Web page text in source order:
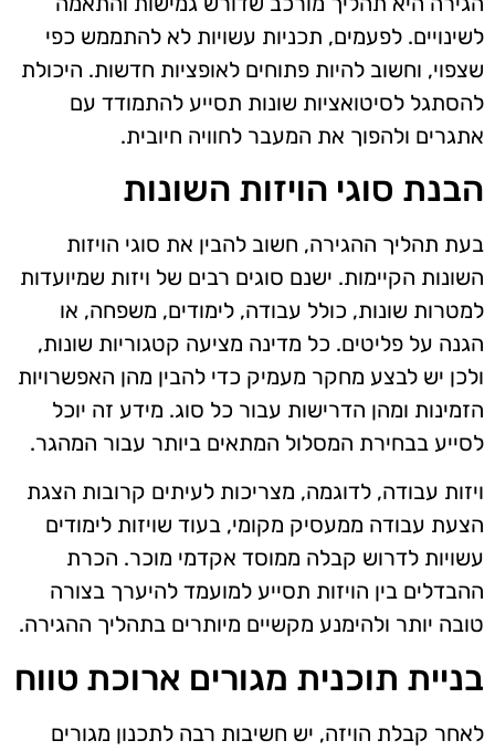
לשינויים. לפעמים, תכניות עשויות לא להתממש כפי
שצפוי, וחשוב להיות פתוחים לאופציות חדשות. היכולת
להסתגל לסיטואציות שונות תסייע להתמודד עם
אתגרים ולהפוך את המעבר לחוויה חיובית.
הבנת סוגי הויזות השונות
בעת תהליך ההגירה, חשוב להבין את סוגי הויזות
השונות הקיימות. ישנם סוגים רבים של ויזות שמיועדות
למטרות שונות, כולל עבודה, לימודים, משפחה, או
הגנה על פליטים. כל מדינה מציעה קטגוריות שונות,
ולכן יש לבצע מחקר מעמיק כדי להבין מהן האפשרויות
הזמינות ומהן הדרישות עבור כל סוג. מידע זה יוכל
לסייע בבחירת המסלול המתאים ביותר עבור המהגר.
ויזות עבודה, לדוגמה, מצריכות לעיתים קרובות הצגת
הצעת עבודה ממעסיק מקומי, בעוד שויזות לימודים
עשויות לדרוש קבלה ממוסד אקדמי מוכר. הכרת
ההבדלים בין הויזות תסייע למועמד להיערך בצורה
טובה יותר ולהימנע מקשיים מיותרים בתהליך ההגירה.
בניית תוכנית מגורים ארוכת טווח
לאחר קבלת הויזה, יש חשיבות רבה לתכנון מגורים